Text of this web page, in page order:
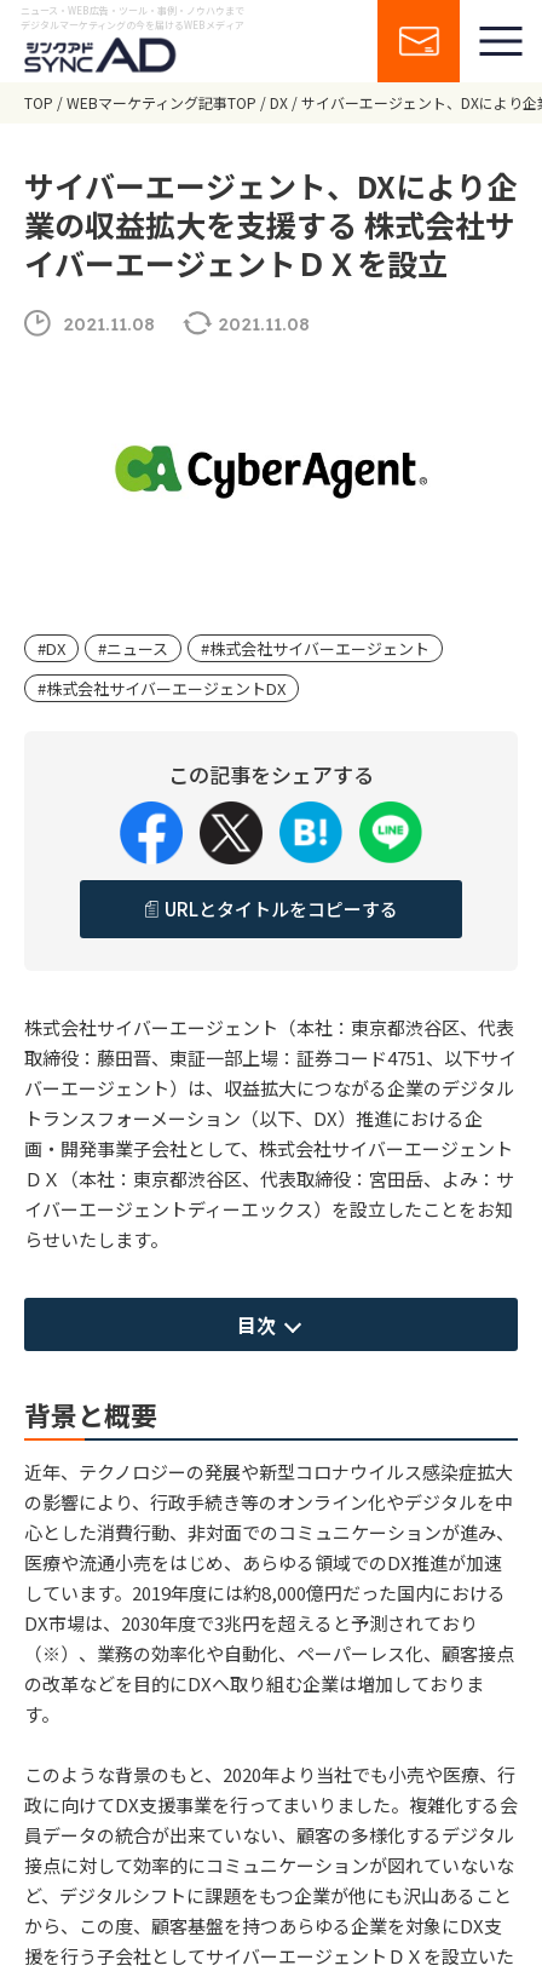
ニュース・WEB広告・ツール・事例・ノウハウまで
デジタルマーケティングの今を届けるWEBメディア
TOP WEBマーケティング記事TOP DX サイバーエージェント、DXにより
サイバーエージェント、DXにより企
業の収益拡大を支援する 株式会社サ
イバーエージェントＤＸを設立
2021.11.08 2021.11.08
#DX #ニュース
#株式会社サイバーエージェント
#株式会社サイバーエージェントDX
この記事をシェアする
URLとタイトルをコピーする
株式会社サイバーエージェント（本社：東京都渋谷区、代表
取締役：藤田晋、東証一部上場：証券コード4751、以下サイ
バーエージェント）は、収益拡大につながる企業のデジタル
トランスフォーメーション（以下、DX）推進における企
画・開発事業子会社として、株式会社サイバーエージェント
ＤＸ（本社：東京都渋谷区、代表取締役：宮田岳、よみ：サ
イバーエージェントディーエックス）を設立したことをお知
らせいたします。
目次
背景と概要
近年、テクノロジーの発展や新型コロナウイルス感染症拡大
の影響により、行政手続き等のオンライン化やデジタルを中
心とした消費行動、非対面でのコミュニケーションが進み、
医療や流通小売をはじめ、あらゆる領域でのDX推進が加速
しています。2019年度には約8,000億円だった国内における
DX市場は、2030年度で3兆円を超えると予測されており
（※）、業務の効率化や自動化、ペーパーレス化、顧客接点
の改革などを目的にDXへ取り組む企業は増加しておりま
す。
このような背景のもと、2020年より当社でも小売や医療、行
政に向けてDX支援事業を行ってまいりました。複雑化する会
員データの統合が出来ていない、顧客の多様化するデジタル
接点に対して効率的にコミュニケーションが図れていないな
ど、デジタルシフトに課題をもつ企業が他にも沢山あること
から、この度、顧客基盤を持つあらゆる企業を対象にDX支
援を行う子会社としてサイバーエージェントＤＸを設立いた